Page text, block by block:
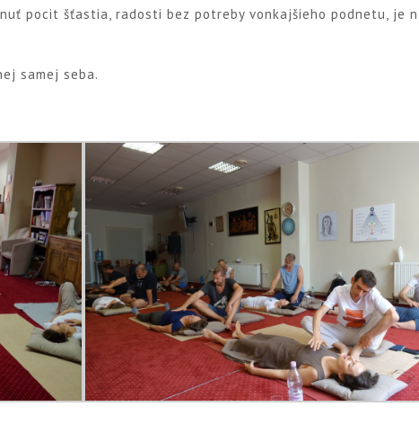
pocit šťastia, radosti bez potreby vonkajšieho podnetu, je
samej seba.